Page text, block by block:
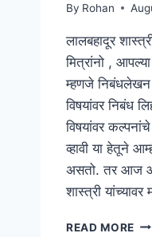
By Rohan
लालबहादूर
मित्रांनो ,
म्हणजे निबंधलेखन
विषयांवर निबंध
विषयांवर कल्पनांचे
व्हावी या हेतूने
असतो. तर आज
शास्त्री
READ MORE